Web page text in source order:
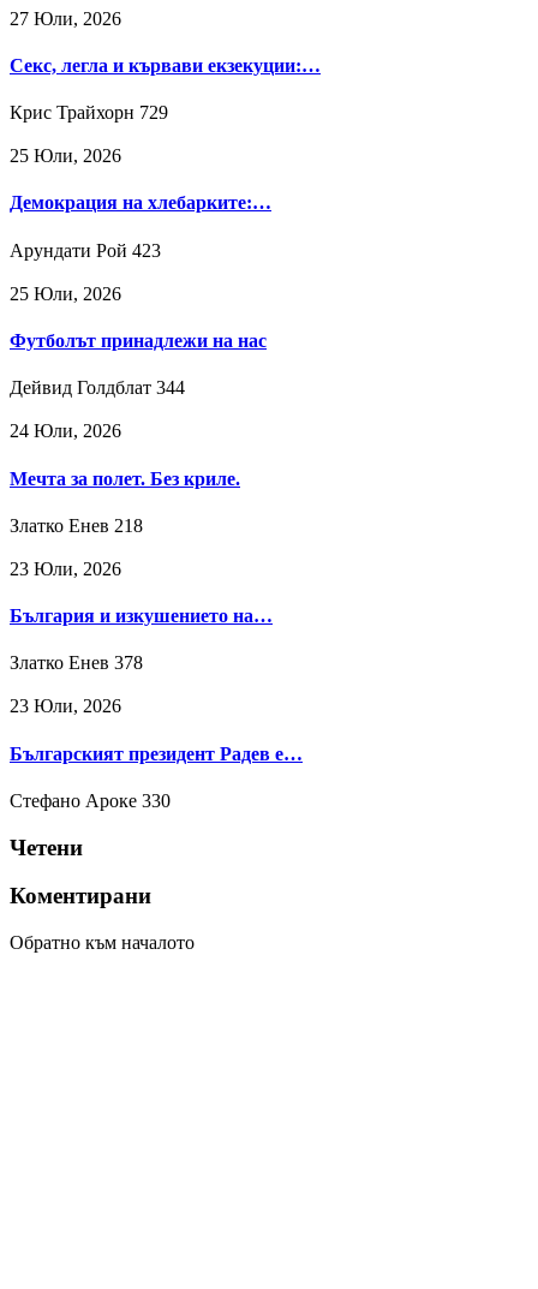
27 Юли, 2026
Секс, легла и кървави екзекуции:…
Крис Трайхорн 729
25 Юли, 2026
Демокрация на хлебарките:…
Арундати Рой 423
25 Юли, 2026
Футболът принадлежи на нас
Дейвид Голдблат 344
24 Юли, 2026
Мечта за полет. Без криле.
Златко Енев 218
23 Юли, 2026
България и изкушението на…
Златко Енев 378
23 Юли, 2026
Българският президент Радев е…
Стефано Ароке 330
Четени
Коментирани
Обратно към началото